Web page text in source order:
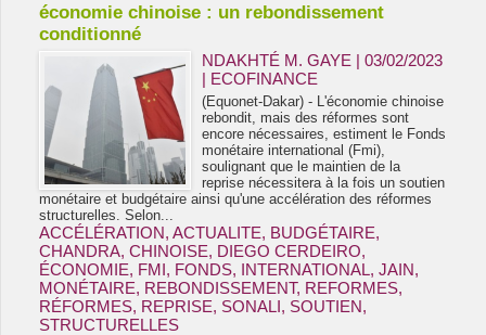
économie chinoise : un rebondissement
conditionné
NDAKHTÉ M. GAYE | 03/02/2023
| ECOFINANCE
(Equonet-Dakar) - L'économie chinoise
rebondit, mais des réformes sont
encore nécessaires, estiment le Fonds
monétaire international (Fmi),
soulignant que le maintien de la
reprise nécessitera à la fois un soutien
monétaire et budgétaire ainsi qu'une accélération des réformes
structurelles. Selon...
ACCÉLÉRATION, ACTUALITE, BUDGÉTAIRE,
CHANDRA, CHINOISE, DIEGO CERDEIRO,
ÉCONOMIE, FMI, FONDS, INTERNATIONAL, JAIN,
MONÉTAIRE, REBONDISSEMENT, REFORMES,
RÉFORMES, REPRISE, SONALI, SOUTIEN,
STRUCTURELLES